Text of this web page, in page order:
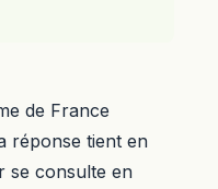
de France
réponse tient en
se consulte en